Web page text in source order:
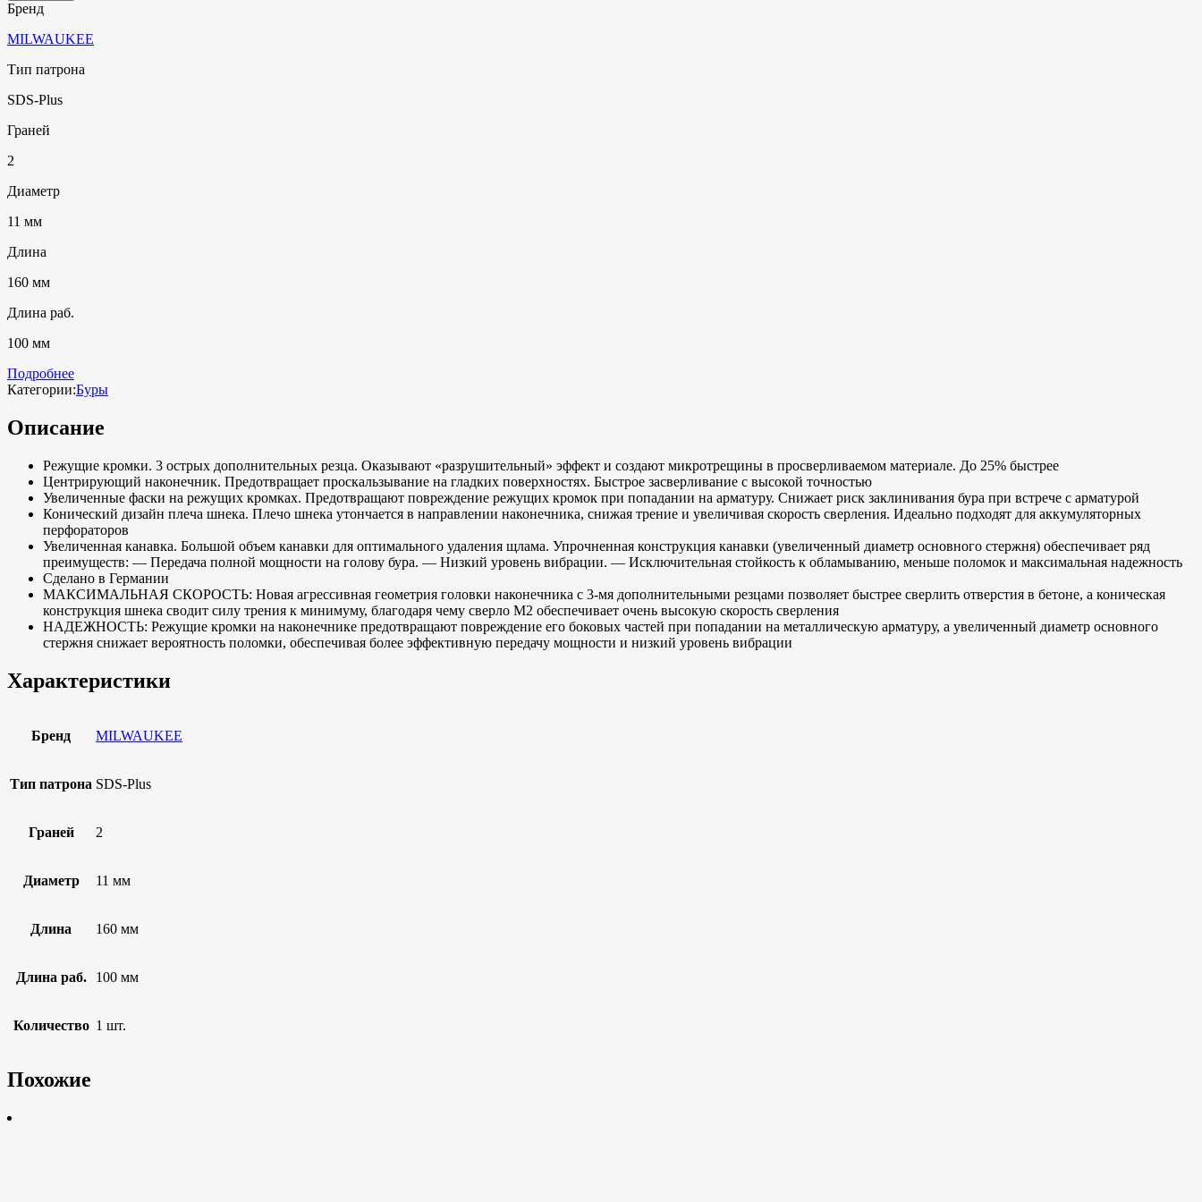
Бренд
MILWAUKEE
Тип патрона
SDS-Plus
Граней
2
Диаметр
11 мм
Длина
160 мм
Длина раб.
100 мм
Подробнее
Категории:Буры
Описание
Режущие кромки. 3 острых дополнительных резца. Оказывают «разрушительный» эффект и создают микротрещины в просверливаемом материале. До 25% быстрее
Центрирующий наконечник. Предотвращает проскальзывание на гладких поверхностях. Быстрое засверливание с высокой точностью
Увеличенные фаски на режущих кромках. Предотвращают повреждение режущих кромок при попадании на арматуру. Снижает риск заклинивания бура при встрече с арматурой
Конический дизайн плеча шнека. Плечо шнека утончается в направлении наконечника, снижая трение и увеличивая скорость сверления. Идеально подходят для аккумуляторных
перфораторов
Увеличенная канавка. Большой объем канавки для оптимального удаления щлама. Упрочненная конструкция канавки (увеличенный диаметр основного стержня) обеспечивает ряд
преимуществ: — Передача полной мощности на голову бура. — Низкий уровень вибрации. — Исключительная стойкость к обламыванию, меньше поломок и максимальная надежность
Сделано в Германии
МАКСИМАЛЬНАЯ СКОРОСТЬ: Новая агрессивная геометрия головки наконечника с 3-мя дополнительными резцами позволяет быстрее сверлить отверстия в бетоне, а коническая
конструкция шнека сводит силу трения к минимуму, благодаря чему сверло M2 обеспечивает очень высокую скорость сверления
НАДЕЖНОСТЬ: Режущие кромки на наконечнике предотвращают повреждение его боковых частей при попадании на металлическую арматуру, а увеличенный диаметр основного
стержня снижает вероятность поломки, обеспечивая более эффективную передачу мощности и низкий уровень вибрации
Характеристики
Бренд MILWAUKEE
Тип патрона SDS-Plus
Граней 2
Диаметр 11 мм
Длина 160 мм
Длина раб. 100 мм
Количество 1 шт.
Похожие